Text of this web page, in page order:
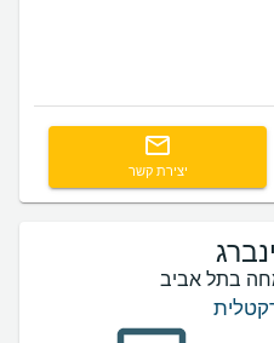
יצירת קשר
בתל אביב